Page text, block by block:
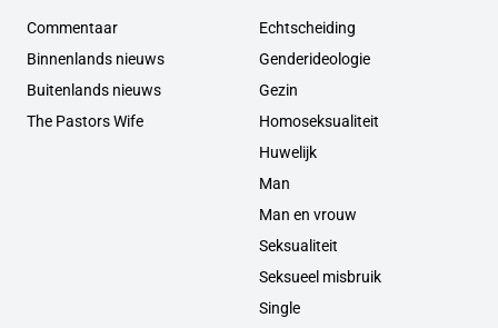
Commentaar
Binnenlands nieuws
Buitenlands nieuws
The Pastors Wife
Echtscheiding
Genderideologie
Gezin
Homoseksualiteit
Huwelijk
Man
Man en vrouw
Seksualiteit
Seksueel misbruik
Single